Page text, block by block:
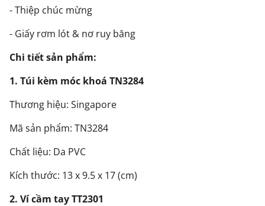
- Thiệp chúc mừng
- Giấy rơm lót & nơ ruy băng
Chi tiết sản phẩm:
1. Túi kèm móc khoá TN3284
Thương hiệu: Singapore
Mã sản phẩm: TN3284
Chất liệu: Da PVC
Kích thước: 13 x 9.5 x 17 (cm)
2. Ví cầm tay TT2301